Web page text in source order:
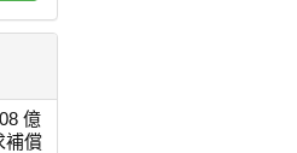
億
補償